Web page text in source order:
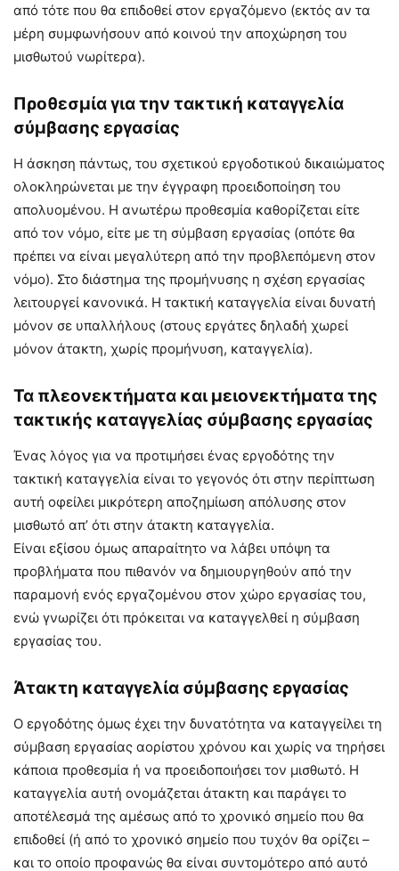
από τότε που θα επιδοθεί στον εργαζόμενο (εκτός αν τα
μέρη συμφωνήσουν από κοινού την αποχώρηση του
μισθωτού νωρίτερα).
Προθεσμία για την τακτική καταγγελία
σύμβασης εργασίας
Η άσκηση πάντως, του σχετικού εργοδοτικού δικαιώματος
ολοκληρώνεται με την έγγραφη προειδοποίηση του
απολυομένου. Η ανωτέρω προθεσμία καθορίζεται είτε
από τον νόμο, είτε με τη σύμβαση εργασίας (οπότε θα
πρέπει να είναι μεγαλύτερη από την προβλεπόμενη στον
νόμο). Στο διάστημα της προμήνυσης η σχέση εργασίας
λειτουργεί κανονικά. Η τακτική καταγγελία είναι δυνατή
μόνον σε υπαλλήλους (στους εργάτες δηλαδή χωρεί
μόνον άτακτη, χωρίς προμήνυση, καταγγελία).
Τα πλεονεκτήματα και μειονεκτήματα της
τακτικής καταγγελίας σύμβασης εργασίας
Ένας λόγος για να προτιμήσει ένας εργοδότης την
τακτική καταγγελία είναι το γεγονός ότι στην περίπτωση
αυτή οφείλει μικρότερη αποζημίωση απόλυσης στον
μισθωτό απ’ ότι στην άτακτη καταγγελία.
Είναι εξίσου όμως απαραίτητο να λάβει υπόψη τα
προβλήματα που πιθανόν να δημιουργηθούν από την
παραμονή ενός εργαζομένου στον χώρο εργασίας του,
ενώ γνωρίζει ότι πρόκειται να καταγγελθεί η σύμβαση
εργασίας του.
Άτακτη καταγγελία σύμβασης εργασίας
Ο εργοδότης όμως έχει την δυνατότητα να καταγγείλει τη
σύμβαση εργασίας αορίστου χρόνου και χωρίς να τηρήσει
κάποια προθεσμία ή να προειδοποιήσει τον μισθωτό. Η
καταγγελία αυτή ονομάζεται άτακτη και παράγει το
αποτέλεσμά της αμέσως από το χρονικό σημείο που θα
επιδοθεί (ή από το χρονικό σημείο που τυχόν θα ορίζει –
και το οποίο προφανώς θα είναι συντομότερο από αυτό